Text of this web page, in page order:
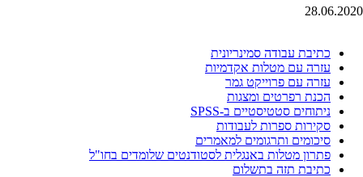
28.06.2020
כתיבת עבודה סמינריונית
עזרה עם מטלות אקדמיות
עזרה עם פרוייקט גמר
הכנת רפרטים ומצגות
ניתוחים סטטיסטיים ב-SPSS
סקירות ספרות לעבודות
סיכומים ותרגומים למאמרים
פתרון מטלות באנגלית לסטודנטים שלומדים בחו"ל
כתיבת תזה בתשלום